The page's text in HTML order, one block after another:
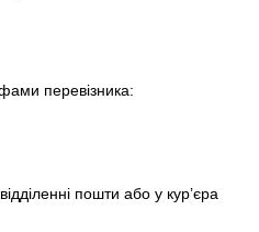
перевізника:
пошти або у кур’єра